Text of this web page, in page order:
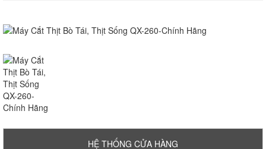
HỆ THỐNG CỬA HÀNG